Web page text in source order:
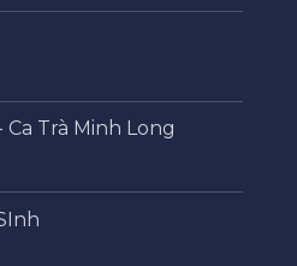
Ca Trà Minh Long